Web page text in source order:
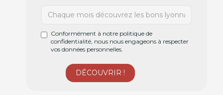
Conformément à notre politique de
confidentialité, nous nous engageons à respecter
vos données personnelles.